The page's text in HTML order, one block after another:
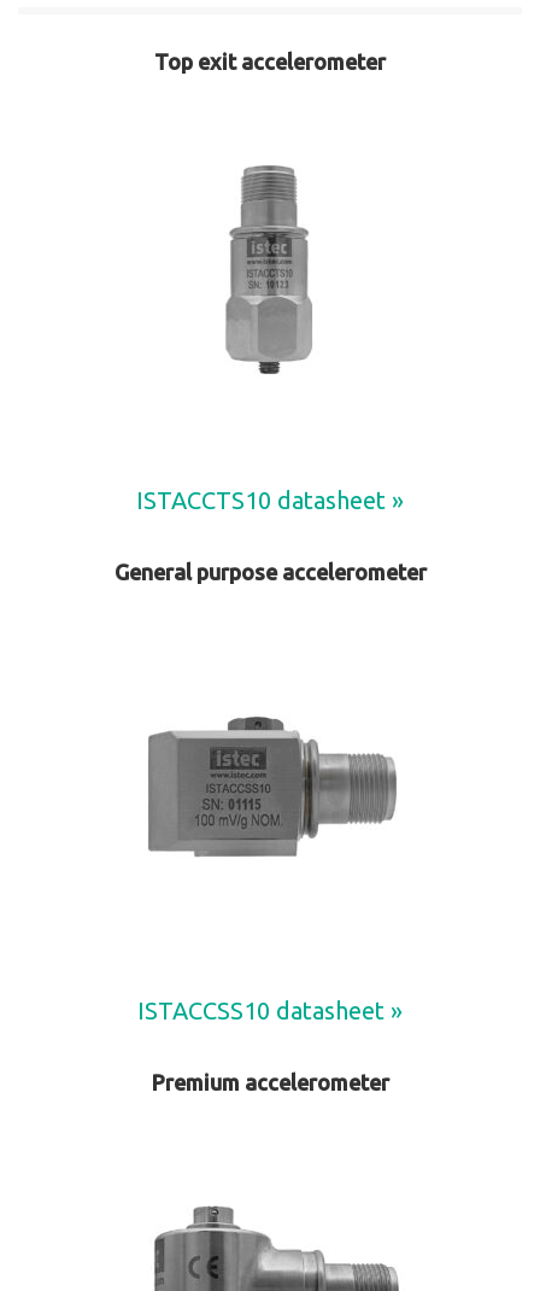
Top exit accelerometer
ISTACCTS10 datasheet »
General purpose accelerometer
ISTACCSS10 datasheet »
Premium accelerometer